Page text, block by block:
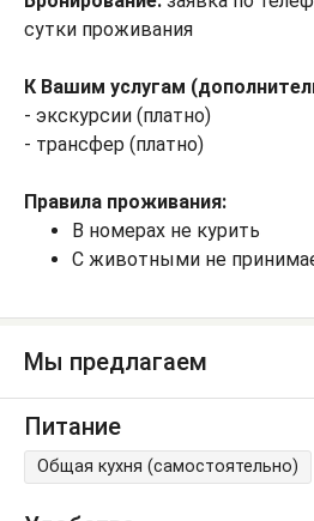
сутки проживания
К Вашим услугам
- экскурсии (платно)
- трансфер (платно)
Правила проживания:
В номерах не курить
С животными не
Мы предлагаем
Питание
Общая кухня (самостоятельно)